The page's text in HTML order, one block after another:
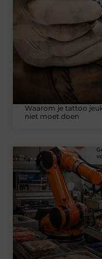
Waarom je tattoo
niet moet doen